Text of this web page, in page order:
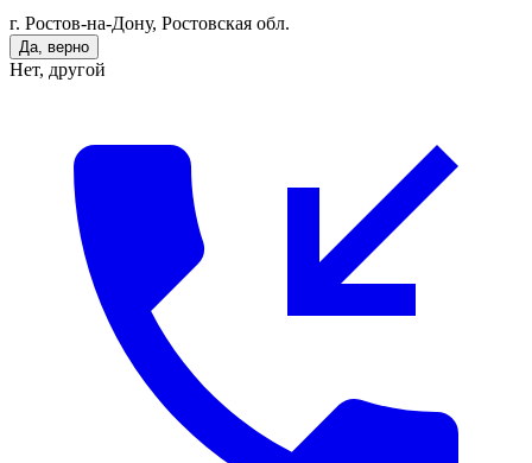
г. Ростов-на-Дону, Ростовская обл.
Да, верно
Нет, другой